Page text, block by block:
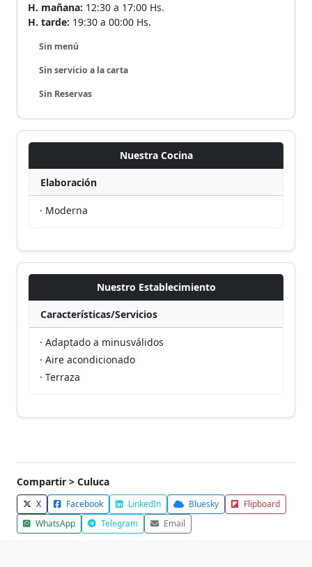
H. mañana: 12:30 a 17:00 Hs.
H. tarde: 19:30 a 00:00 Hs.
Sin menú
Sin servicio a la carta
Sin Reservas
Nuestra Cocina
Elaboración
· Moderna
Nuestro Establecimiento
Características/Servicios
· Adaptado a minusválidos
· Aire acondicionado
· Terraza
Compartir > Culuca
X Facebook LinkedIn Bluesky
Flipboard
WhatsApp
Telegram Email